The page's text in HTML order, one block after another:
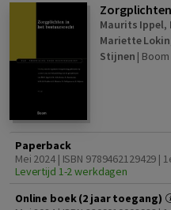
Maurits Ippel,
Mariette Lokin
Stijnen | Boom
Paperback
Mei 2024 | ISBN 9789462129429 |
Levertijd 1-2 werkdagen
Online boek (2 jaar toegang)